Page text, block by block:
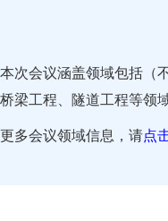
本次会议涵盖领域包括（
桥梁工程、隧道工程等领域
更多会议领域信息，请点